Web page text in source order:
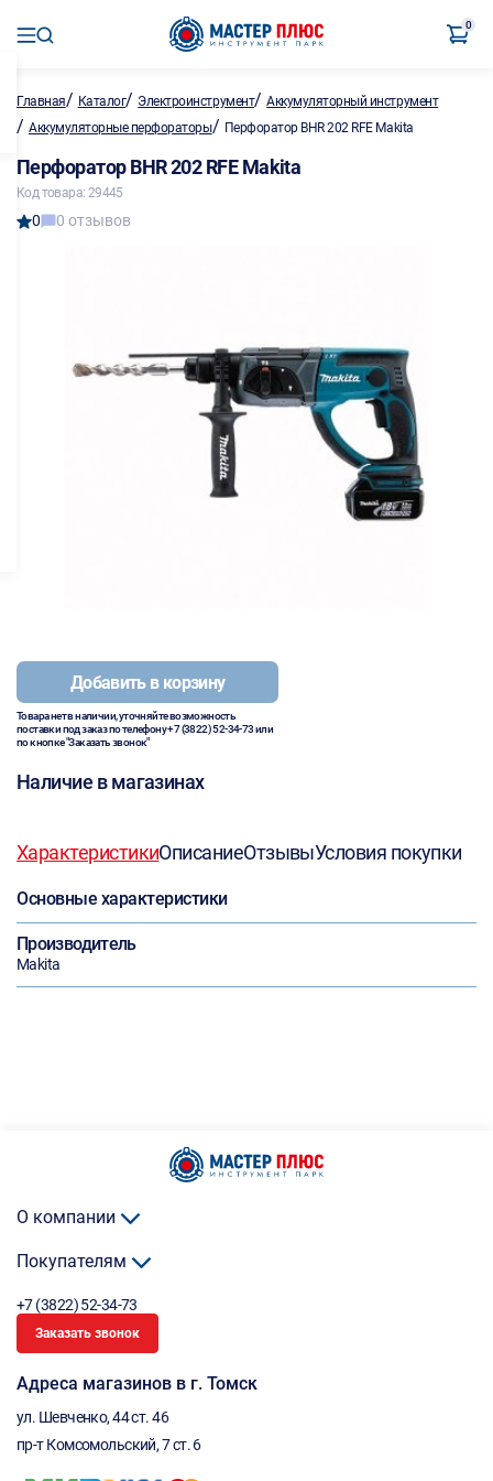
0
Главная/ Каталог/ Электроинструмент/Аккумуляторный инструмент
/ Аккумуляторные перфораторы/ Перфоратор BHR 202 RFE Makita
Перфоратор BHR 202 RFE Makita
Код товара: 29445
0 0 отзывов
Добавить в корзину
Товара нет в наличии, уточняйте возможность
поставки под заказ по телефону+7 (3822) 52-34-73или
по кнопке "Заказать звонок"
Наличие в магазинах
ХарактеристикиОписаниеОтзывыУсловия покупки
Основные характеристики
Производитель
Makita
О компании
Покупателям
+7 (3822) 52-34-73
Заказать звонок
Адреса магазинов в г. Томск
ул. Шевченко, 44 ст. 46
пр-т Комсомольский, 7 ст. 6